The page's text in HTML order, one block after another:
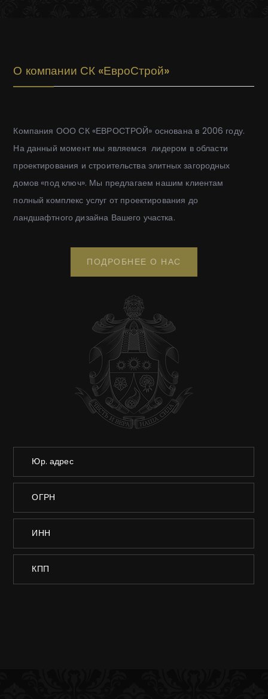
О компании СК «ЕвроСтрой»
Компания ООО СК «ЕВРОСТРОЙ» основана в 2006 году.
На данный момент мы являемся лидером в области
проектирования и строительства элитных загородных
домов «под ключ». Мы предлагаем нашим клиентам
полный комплекс услуг от проектирования до
ландшафтного дизайна Вашего участка.
ПОДРОБНЕЕ О НАС
Юр. адрес
ОГРН
ИНН
КПП